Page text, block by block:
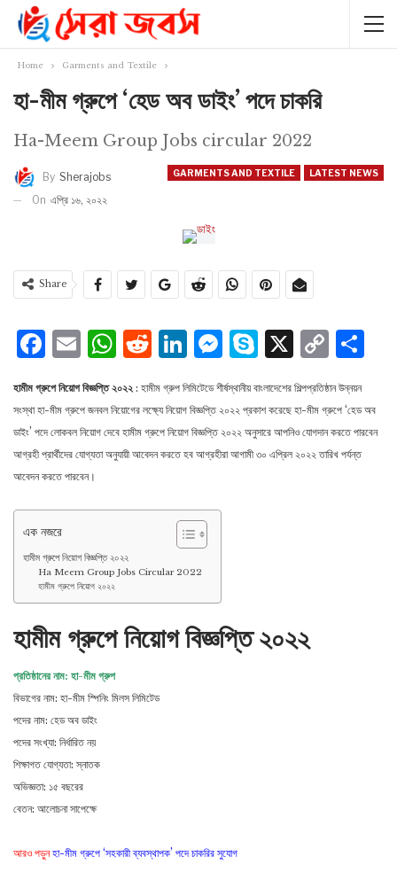
Home Garments and Textile
হা-মীম গ্রুপে ‘হেড অব ডাইং’ পদে চাকরি
Ha-Meem Group Jobs circular 2022
GARMENTS AND TEXTILE LATEST NEWS
By Sherajobs
On এপ্রি ১৬, ২০২২
Share
Facebook
Email
WhatsApp
Reddit
LinkedIn
Messenger
Skype
X
হামীম গ্রুপে নিয়োগ বিজ্ঞপ্তি ২০২২ : হামীম গ্রুপ লিমিটেডে শীর্ষস্থানীয় বাংলাদেশের শিল্পপ্রতিষ্ঠান উন্নয়ন
সংস্থা হা-মীম গ্রুপে জনবল নিয়োগের লক্ষ্যে নিয়োগ বিজ্ঞপ্তি ২০২২ প্রকাশ করেছে হা-মীম গ্রুপে ‘হেড অব
ডাইং’ পদে লোকবল নিয়োগ দেবে হামীম গ্রুপে নিয়োগ বিজ্ঞপ্তি ২০২২ অনুসারে আপনিও যোগদান করতে পারবেন
আগ্রহী প্রার্থীদের যোগ্যতা অনুযায়ী আবেদন করতে হব আগ্রহীরা আগামী ৩০ এপ্রিল ২০২২ তারিখ পর্যন্ত
আবেদন করতে পারবেন।
এক নজরে
হামীম গ্রুপে নিয়োগ বিজ্ঞপ্তি ২০২২
Ha Meem Group Jobs Circular 2022
হামীম গ্রুপে নিয়োগ ২০২২
হামীম গ্রুপে নিয়োগ বিজ্ঞপ্তি ২০২২
প্রতিষ্ঠানের নাম: হা-মীম গ্রুপ
বিভাগের নাম: হা-মীম স্পিনিং মিলস লিমিটেড
পদের নাম: হেড অব ডাইং
পদের সংখ্যা: নির্ধারিত নয়
শিক্ষাগত যোগ্যতা: স্নাতক
অভিজ্ঞতা: ১৫ বছরের
বেতন: আলোচনা সাপেক্ষে
আরও পড়ুন হা-মীম গ্রুপে ‘সহকারী ব্যবস্থাপক’ পদে চাকরির সুযোগ